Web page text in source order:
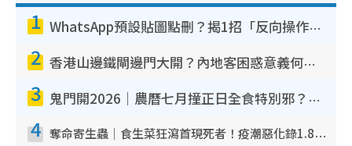
1 WhatsApp預設貼圖點刪？揭1招「反向操作」還原簡潔介面 附3步實測教學
2 香港山邊鐵閘邊門大開？內地客困惑意義何在！網民神回覆：呢種叫法理性防禦
3 鬼門開2026｜農曆七月撞正日全食特別邪？專家警告切忌做一事！揭4大禁忌+2招保平安
4 奪命寄生蟲｜食生菜狂瀉首現死者！疫潮惡化錄1.8萬宗病例 揭洗菜3大謬誤